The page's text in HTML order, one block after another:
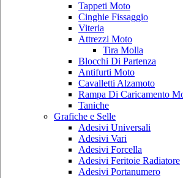
Tappeti Moto
Cinghie Fissaggio
Viteria
Attrezzi Moto
Tira Molla
Blocchi Di Partenza
Antifurti Moto
Cavalletti Alzamoto
Rampa Di Caricamento
Taniche
Grafiche e Selle
Adesivi Universali
Adesivi Vari
Adesivi Forcella
Adesivi Feritoie Radiatore
Adesivi Portanumero